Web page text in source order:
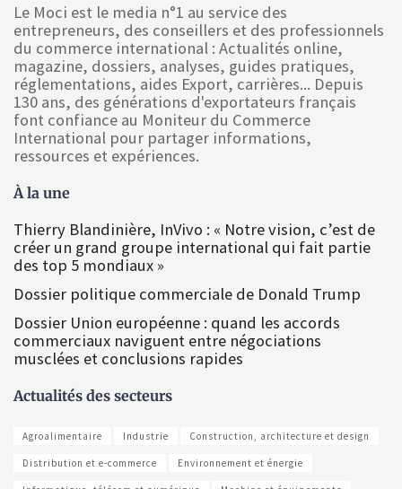
Le Moci est le media n°1 au service des
entrepreneurs, des conseillers et des professionnels
du commerce international : Actualités online,
magazine, dossiers, analyses, guides pratiques,
réglementations, aides Export, carrières... Depuis
130 ans, des générations d'exportateurs français
font confiance au Moniteur du Commerce
International pour partager informations,
ressources et expériences.
À la une
Thierry Blandinière, InVivo : « Notre vision, c’est de
créer un grand groupe international qui fait partie
des top 5 mondiaux »
Dossier politique commerciale de Donald Trump
Dossier Union européenne : quand les accords
commerciaux naviguent entre négociations
musclées et conclusions rapides
Actualités des secteurs
Agroalimentaire Industrie Construction, architecture et design
Distribution et e-commerce Environnement et énergie